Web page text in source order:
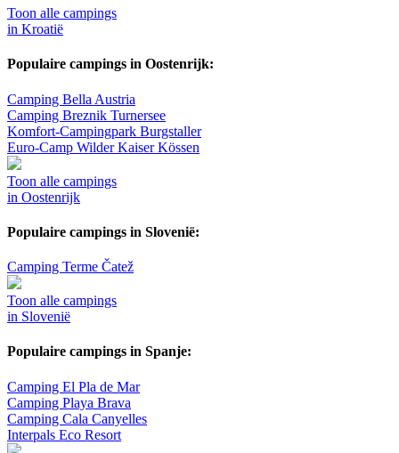
Toon alle campings
in Kroatië
Populaire campings in Oostenrijk:
Camping Bella Austria
Camping Breznik Turnersee
Komfort-Campingpark Burgstaller
Euro-Camp Wilder Kaiser Kössen
Toon alle campings
in Oostenrijk
Populaire campings in Slovenië:
Camping Terme Čatež
Toon alle campings
in Slovenië
Populaire campings in Spanje:
Camping El Pla de Mar
Camping Playa Brava
Camping Cala Canyelles
Interpals Eco Resort